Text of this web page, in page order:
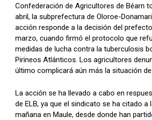
Confederación de Agricultores de Béarn
abril, la subprefectura de Oloroe-
acción responde a la decisión del
marzo, cuando firmó el protocolo que
medidas de lucha contra la tuberculosis
Pirineos Atlánticos. Los agricultores
último complicará aún más la situación
La acción se ha llevado a cabo en
de ELB, ya que el sindicato se ha citado a
mañana en Maule, desde donde han